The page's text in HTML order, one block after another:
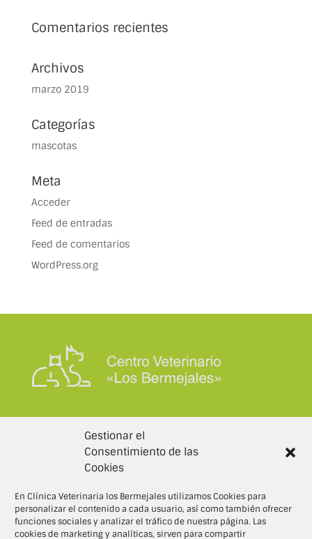
Gestionar el
Consentimiento de las
Cookies
En Clínica Veterinaria los Bermejales utilizamos Cookies para
personalizar el contenido a cada usuario, así como también ofrecer
funciones sociales y analizar el tráfico de nuestra página. Las
cookies de marketing y analíticas, sirven para compartir
Comentarios recientes
Archivos
marzo 2019
Categorías
mascotas
Meta
Acceder
Feed de entradas
Feed de comentarios
WordPress.org
DATOS DE CONTACTO
info@clinicaveterinarialosbermejales.com
Av. Paseo de Europa, 17, 41012 Sevilla